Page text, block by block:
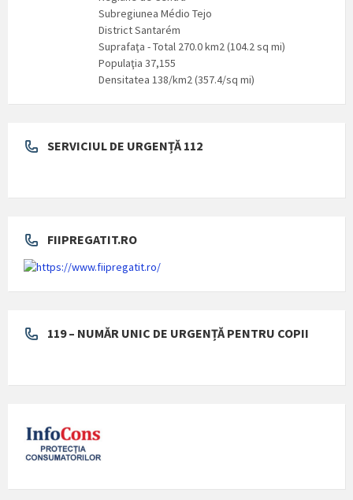
Subregiunea Médio Tejo
District Santarém
Suprafaţa - Total 270.0 km2 (104.2 sq mi)
Populaţia 37,155
Densitatea 138/km2 (357.4/sq mi)
SERVICIUL DE URGENȚĂ 112
FIIPREGATIT.RO
119 – NUMĂR UNIC DE URGENȚĂ PENTRU COPII